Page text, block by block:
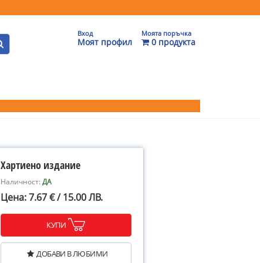
Вход
Моят профил
Моята поръчка
0 продукта
Хартиено издание
Наличност:ДА
Цена: 7.67 € / 15.00 ЛВ.
КУПИ
ДОБАВИ В ЛЮБИМИ